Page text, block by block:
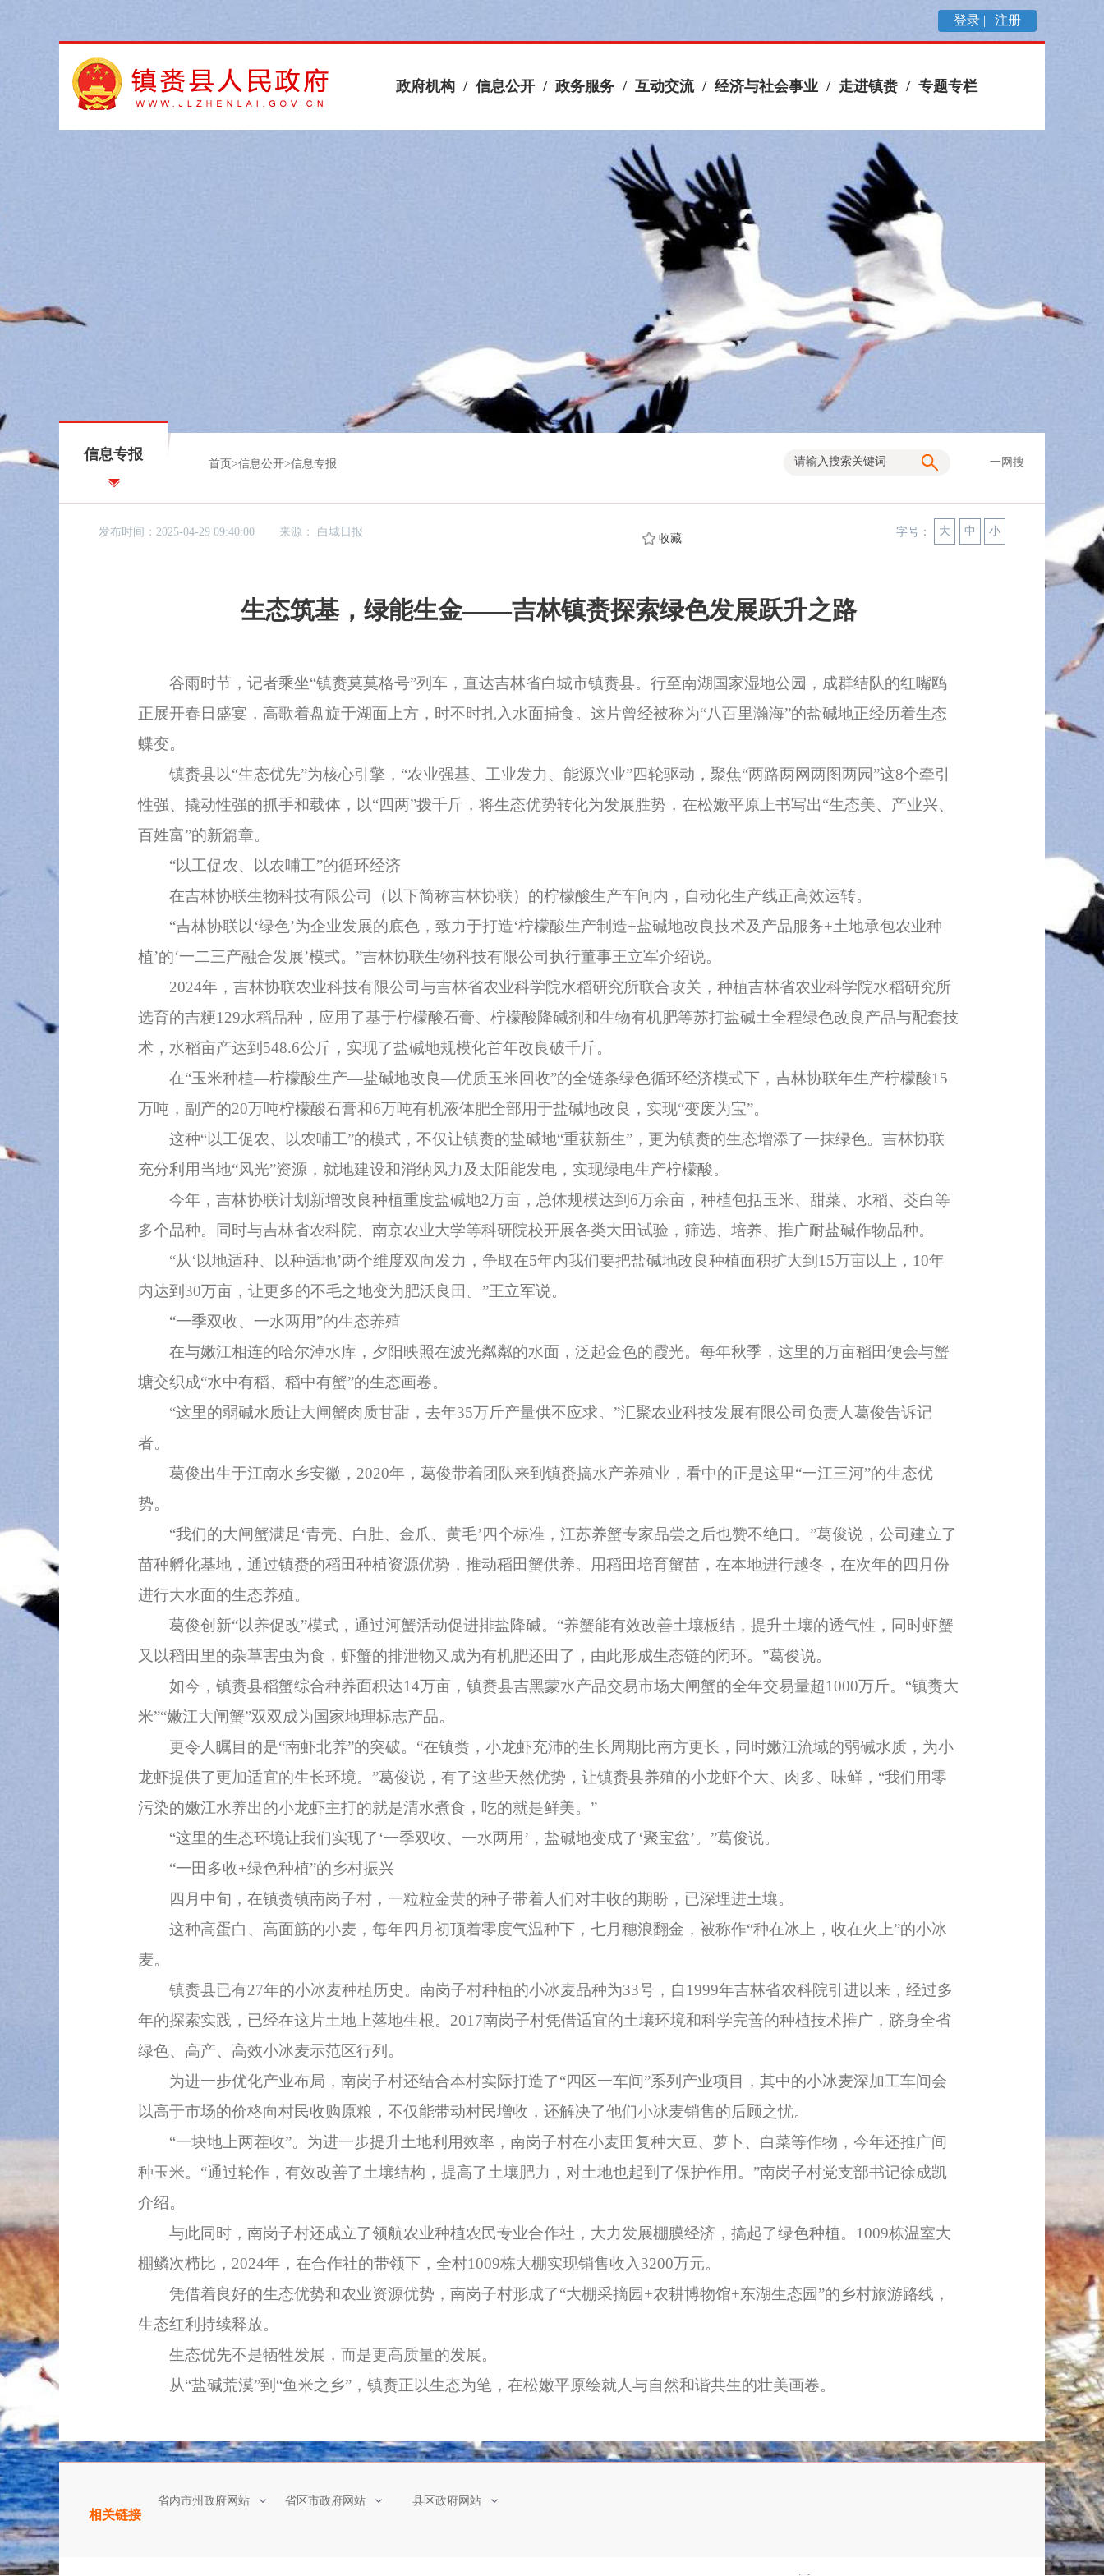
登录 | 注册
政府机构 / 信息公开 / 政务服务 / 互动交流 / 经济与社会事业 / 走进镇赉 / 专题专栏
信息专报
首页 >信息公开>信息专报 一网搜
发布时间：2025-04-29 09:40:00 来源： 白城日报 小
中
大
字号：
收藏
生态筑基，绿能生金——吉林镇赉探索绿色发展跃升之路
谷雨时节，记者乘坐“镇赉莫莫格号”列车，直达吉林省白城市镇赉县。行至南湖国家湿地公园，成群结队的红嘴鸥
正展开春日盛宴，高歌着盘旋于湖面上方，时不时扎入水面捕食。这片曾经被称为“八百里瀚海”的盐碱地正经历着生态
蝶变。
镇赉县以“生态优先”为核心引擎，“农业强基、工业发力、能源兴业”四轮驱动，聚焦“两路两网两图两园”这8个牵引
性强、撬动性强的抓手和载体，以“四两”拨千斤，将生态优势转化为发展胜势，在松嫩平原上书写出“生态美、产业兴、
百姓富”的新篇章。
“以工促农、以农哺工”的循环经济
在吉林协联生物科技有限公司（以下简称吉林协联）的柠檬酸生产车间内，自动化生产线正高效运转。
“吉林协联以‘绿色’为企业发展的底色，致力于打造‘柠檬酸生产制造+盐碱地改良技术及产品服务+土地承包农业种
植’的‘一二三产融合发展’模式。”吉林协联生物科技有限公司执行董事王立军介绍说。
2024年，吉林协联农业科技有限公司与吉林省农业科学院水稻研究所联合攻关，种植吉林省农业科学院水稻研究所
选育的吉粳129水稻品种，应用了基于柠檬酸石膏、柠檬酸降碱剂和生物有机肥等苏打盐碱土全程绿色改良产品与配套技
术，水稻亩产达到548.6公斤，实现了盐碱地规模化首年改良破千斤。
在“玉米种植—柠檬酸生产—盐碱地改良—优质玉米回收”的全链条绿色循环经济模式下，吉林协联年生产柠檬酸15
万吨，副产的20万吨柠檬酸石膏和6万吨有机液体肥全部用于盐碱地改良，实现“变废为宝”。
这种“以工促农、以农哺工”的模式，不仅让镇赉的盐碱地“重获新生”，更为镇赉的生态增添了一抹绿色。吉林协联
充分利用当地“风光”资源，就地建设和消纳风力及太阳能发电，实现绿电生产柠檬酸。
今年，吉林协联计划新增改良种植重度盐碱地2万亩，总体规模达到6万余亩，种植包括玉米、甜菜、水稻、茭白等
多个品种。同时与吉林省农科院、南京农业大学等科研院校开展各类大田试验，筛选、培养、推广耐盐碱作物品种。
“从‘以地适种、以种适地’两个维度双向发力，争取在5年内我们要把盐碱地改良种植面积扩大到15万亩以上，10年
内达到30万亩，让更多的不毛之地变为肥沃良田。”王立军说。
“一季双收、一水两用”的生态养殖
在与嫩江相连的哈尔淖水库，夕阳映照在波光粼粼的水面，泛起金色的霞光。每年秋季，这里的万亩稻田便会与蟹
塘交织成“水中有稻、稻中有蟹”的生态画卷。
“这里的弱碱水质让大闸蟹肉质甘甜，去年35万斤产量供不应求。”汇聚农业科技发展有限公司负责人葛俊告诉记
者。
葛俊出生于江南水乡安徽，2020年，葛俊带着团队来到镇赉搞水产养殖业，看中的正是这里“一江三河”的生态优
势。
“我们的大闸蟹满足‘青壳、白肚、金爪、黄毛’四个标准，江苏养蟹专家品尝之后也赞不绝口。”葛俊说，公司建立了
苗种孵化基地，通过镇赉的稻田种植资源优势，推动稻田蟹供养。用稻田培育蟹苗，在本地进行越冬，在次年的四月份
进行大水面的生态养殖。
葛俊创新“以养促改”模式，通过河蟹活动促进排盐降碱。“养蟹能有效改善土壤板结，提升土壤的透气性，同时虾蟹
又以稻田里的杂草害虫为食，虾蟹的排泄物又成为有机肥还田了，由此形成生态链的闭环。”葛俊说。
如今，镇赉县稻蟹综合种养面积达14万亩，镇赉县吉黑蒙水产品交易市场大闸蟹的全年交易量超1000万斤。“镇赉大
米”“嫩江大闸蟹”双双成为国家地理标志产品。
更令人瞩目的是“南虾北养”的突破。“在镇赉，小龙虾充沛的生长周期比南方更长，同时嫩江流域的弱碱水质，为小
龙虾提供了更加适宜的生长环境。”葛俊说，有了这些天然优势，让镇赉县养殖的小龙虾个大、肉多、味鲜，“我们用零
污染的嫩江水养出的小龙虾主打的就是清水煮食，吃的就是鲜美。”
“这里的生态环境让我们实现了‘一季双收、一水两用’，盐碱地变成了‘聚宝盆’。”葛俊说。
“一田多收+绿色种植”的乡村振兴
四月中旬，在镇赉镇南岗子村，一粒粒金黄的种子带着人们对丰收的期盼，已深埋进土壤。
这种高蛋白、高面筋的小麦，每年四月初顶着零度气温种下，七月穗浪翻金，被称作“种在冰上，收在火上”的小冰
麦。
镇赉县已有27年的小冰麦种植历史。南岗子村种植的小冰麦品种为33号，自1999年吉林省农科院引进以来，经过多
年的探索实践，已经在这片土地上落地生根。2017南岗子村凭借适宜的土壤环境和科学完善的种植技术推广，跻身全省
绿色、高产、高效小冰麦示范区行列。
为进一步优化产业布局，南岗子村还结合本村实际打造了“四区一车间”系列产业项目，其中的小冰麦深加工车间会
以高于市场的价格向村民收购原粮，不仅能带动村民增收，还解决了他们小冰麦销售的后顾之忧。
“一块地上两茬收”。为进一步提升土地利用效率，南岗子村在小麦田复种大豆、萝卜、白菜等作物，今年还推广间
种玉米。“通过轮作，有效改善了土壤结构，提高了土壤肥力，对土地也起到了保护作用。”南岗子村党支部书记徐成凯
介绍。
与此同时，南岗子村还成立了领航农业种植农民专业合作社，大力发展棚膜经济，搞起了绿色种植。1009栋温室大
棚鳞次栉比，2024年，在合作社的带领下，全村1009栋大棚实现销售收入3200万元。
凭借着良好的生态优势和农业资源优势，南岗子村形成了“大棚采摘园+农耕博物馆+东湖生态园”的乡村旅游路线，
生态红利持续释放。
生态优先不是牺牲发展，而是更高质量的发展。
从“盐碱荒漠”到“鱼米之乡”，镇赉正以生态为笔，在松嫩平原绘就人与自然和谐共生的壮美画卷。
相关链接
省内市州政府网站 省区市政府网站 县区政府网站